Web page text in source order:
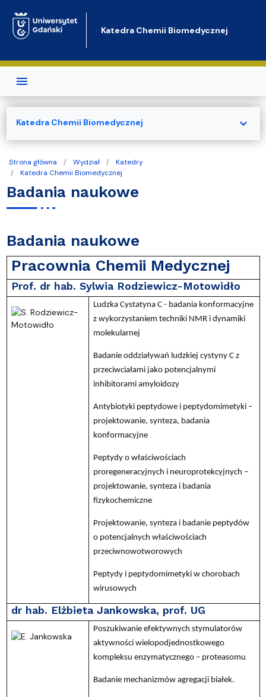
Katedra Chemii Biomedycznej
Strona główna Wydział
Katedry
Katedra Chemii Biomedycznej
Badania naukowe
Badania naukowe
Pracownia Chemii Medycznej
Prof. dr hab. Sylwia Rodziewicz-Motowidło
Ludzka Cystatyna C - badania konformacyjne
z wykorzystaniem techniki NMR i dynamiki
molekularnej
Badanie oddziaływań ludzkiej cystyny C z
przeciwciałami jako potencjalnymi
inhibitorami amyloidozy
Antybiotyki peptydowe i peptydomimetyki –
projektowanie, synteza, badania
konformacyjne
Peptydy o właściwościach
proregeneracyjnych i neuroprotekcyjnych –
projektowanie, synteza i badania
fizykochemiczne
Projektowanie, synteza i badanie peptydów
o potencjalnych właściwościach
przeciwnowotworowych
Peptydy i peptydomimetyki w chorobach
wirusowych
dr hab. Elżbieta Jankowska, prof. UG
Poszukiwanie efektywnych stymulatorów
aktywności wielopodjednostkowego
kompleksu enzymatycznego – proteasomu
Badanie mechanizmów agregacji białek.
Katedra Chemii Biomedycznej expand_more